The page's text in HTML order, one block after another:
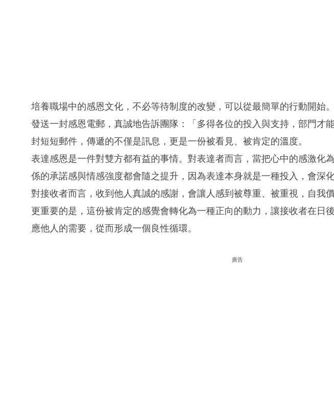
培養職場中的感恩文化，不必等待制度的改變，可以從最簡單的行動開始
發送一封感恩電郵，真誠地告訴團隊：「多得各位的投入與支持，部門才
封短短郵件，傳遞的不僅是訊息，更是一份被看見、被肯定的溫度。
表達感恩是一件對雙方都有益的事情。對表達者而言，當把心中的感激化
係的承諾感與情感強度都會隨之提升，因為表達本身就是一種投入，會深化
對接收者而言，收到他人真誠的感謝，會讓人感到被尊重、被重視，自我
更重要的是，這份被肯定的感覺會轉化為一種正向的動力，讓接收者在日
應他人的需要，從而形成一個良性循環。
廣告